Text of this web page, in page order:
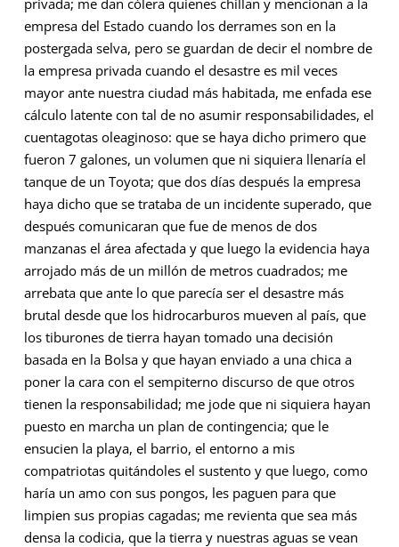
empresa del Estado cuando los derrames son en la
postergada selva, pero se guardan de decir el nombre de
la empresa privada cuando el desastre es mil veces
mayor ante nuestra ciudad más habitada, me enfada ese
cálculo latente con tal de no asumir responsabilidades, el
cuentagotas oleaginoso: que se haya dicho primero que
fueron 7 galones, un volumen que ni siquiera llenaría el
tanque de un Toyota; que dos días después la empresa
haya dicho que se trataba de un incidente superado, que
después comunicaran que fue de menos de dos
manzanas el área afectada y que luego la evidencia haya
arrojado más de un millón de metros cuadrados; me
arrebata que ante lo que parecía ser el desastre más
brutal desde que los hidrocarburos mueven al país, que
los tiburones de tierra hayan tomado una decisión
basada en la Bolsa y que hayan enviado a una chica a
poner la cara con el sempiterno discurso de que otros
tienen la responsabilidad; me jode que ni siquiera hayan
puesto en marcha un plan de contingencia; que le
ensucien la playa, el barrio, el entorno a mis
compatriotas quitándoles el sustento y que luego, como
haría un amo con sus pongos, les paguen para que
limpien sus propias cagadas; me revienta que sea más
densa la codicia, que la tierra y nuestras aguas se vean